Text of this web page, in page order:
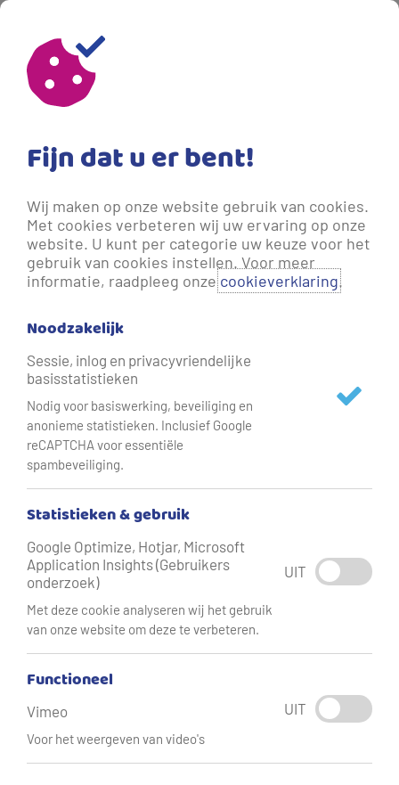
Drinkwaterblog
Updates over drinkwater tijdens
warmte en droogte
hoogte van de drinkwatervoorziening tijdens warme en
droge periodes in de provincies Flevoland, Friesland,
Gelderland, Utrecht en Overijssel. Daarnaast delen we tips
om drinkwater te besparen.
Wat kunt u doen om drinkwater te
besparen?
Gebruik drinkwater alleen als het nodig is (blijf wel
Fijn dat u er bent!
Wij maken op onze website gebruik van cookies.
Met cookies verbeteren wij uw ervaring op onze
website. U kunt per categorie uw keuze voor het
gebruik van cookies instellen. Voor meer
informatie, raadpleeg onzecookieverklaring.
Noodzakelijk
Sessie, inlog en privacyvriendelijke
basisstatistieken
Nodig voor basiswerking, beveiliging en
anonieme statistieken. Inclusief Google
reCAPTCHA voor essentiële
spambeveiliging.
Statistieken & gebruik
Google Optimize, Hotjar, Microsoft
Application Insights (Gebruikers
onderzoek)
Met deze cookie analyseren wij het gebruik
van onze website om deze te verbeteren.
UIT
Functioneel
Vimeo
Voor het weergeven van video's
UIT